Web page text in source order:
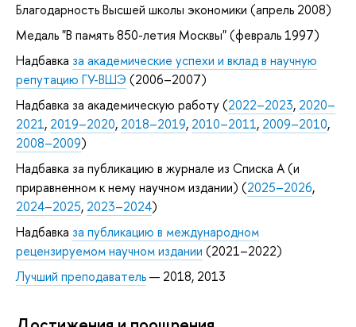
Благодарность Высшей школы экономики (апрель 2008)
Медаль "В память 850-летия Москвы" (февраль 1997)
Надбавка за академические успехи и вклад в научную
репутацию ГУ-ВШЭ (2006–2007)
Надбавка за академическую работу (2022–2023, 2020–
2021, 2019–2020, 2018–2019, 2010–2011, 2009–2010,
2008–2009)
Надбавка за публикацию в журнале из Списка А (и
приравненном к нему научном издании) (2025–2026,
2024–2025, 2023–2024)
Надбавка за публикацию в международном
рецензируемом научном издании (2021–2022)
Лучший преподаватель— 2018, 2013